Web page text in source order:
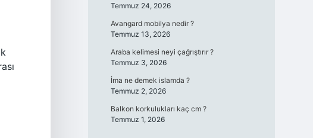
Temmuz 24, 2026
Avangard mobilya nedir ?
Temmuz 13, 2026
Araba kelimesi neyi çağrıştırır ?
Temmuz 3, 2026
İma ne demek islamda ?
Temmuz 2, 2026
Balkon korkulukları kaç cm ?
Temmuz 1, 2026